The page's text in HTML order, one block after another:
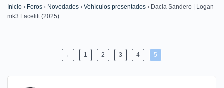
Inicio › Foros › Novedades › Vehículos presentados › Dacia Sandero | Logan
mk3 Facelift (2025)
← 1 2 3 4 5